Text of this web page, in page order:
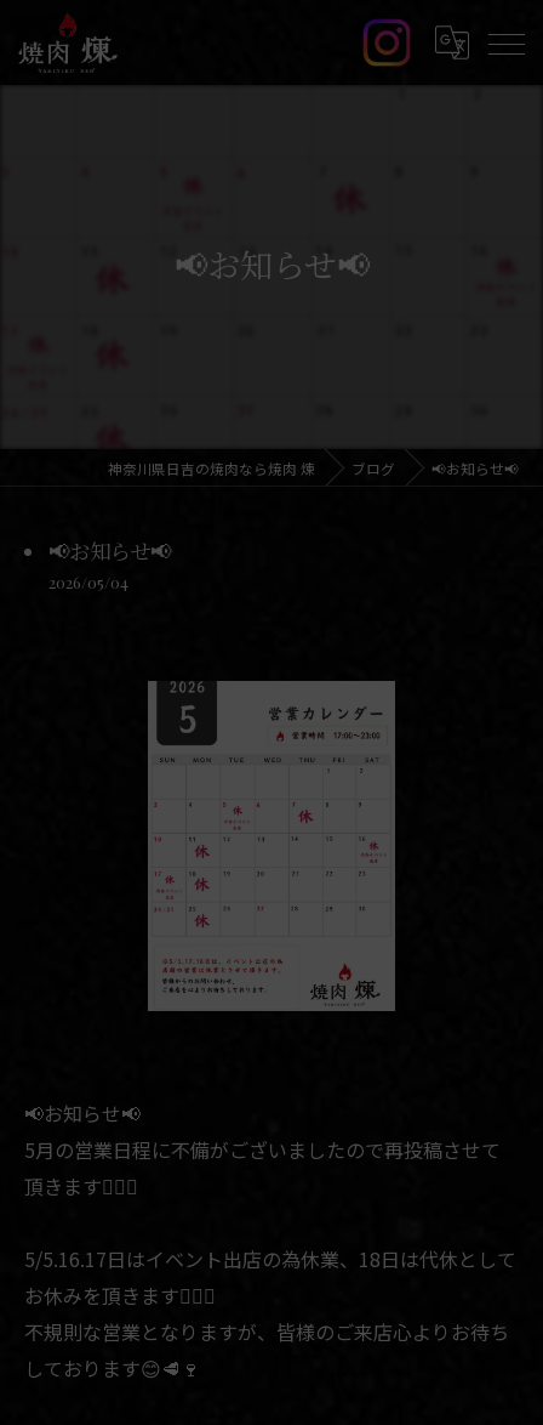
📢お知らせ📢
神奈川県日吉の焼肉なら焼肉 煉 ブログ 📢お知らせ📢
📢お知らせ📢
2026/05/04
📢お知らせ📢
5月の営業日程に不備がございましたので再投稿させて
頂きます🙇🏻‍♂️
5/5.16.17日はイベント出店の為休業、18日は代休として
お休みを頂きます🙇🏻‍♂️
不規則な営業となりますが、皆様のご来店心よりお待ち
しております😊🥩🍷